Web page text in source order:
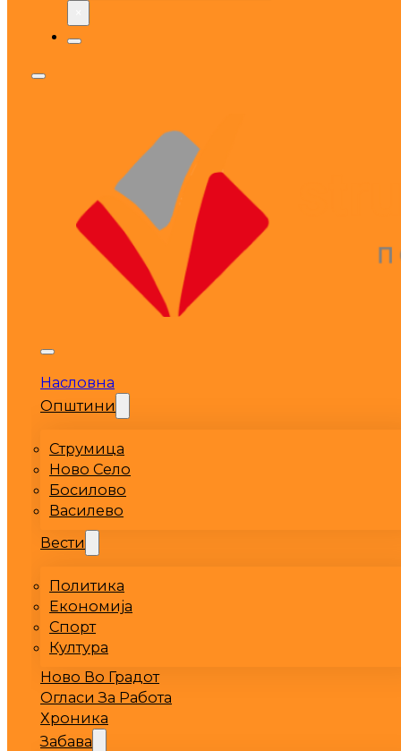
Насловна
Општини
Струмица
Ново Село
Босилово
Василево
Вести
Политика
Економија
Спорт
Култура
Ново Во Градот
Огласи За Работа
Хроника
Забава